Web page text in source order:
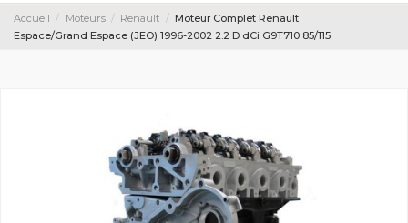
Accueil Moteurs Renault
Moteur Complet Renault
Espace/Grand Espace (JEO) 1996-2002 2.2 D dCi G9T710 85/115